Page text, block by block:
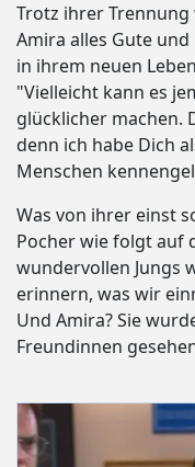
Trotz ihrer Trennung
Amira alles Gute
in ihrem neuen
"Vielleicht kann es
glücklicher machen.
denn ich habe Dich
Menschen
Was von ihrer einst
Pocher wie folgt auf
wundervollen Jungs
erinnern, was wir
Und Amira? Sie
Freundinnen